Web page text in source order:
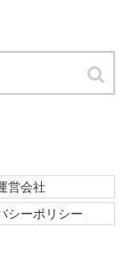
営会社
シーポリシー